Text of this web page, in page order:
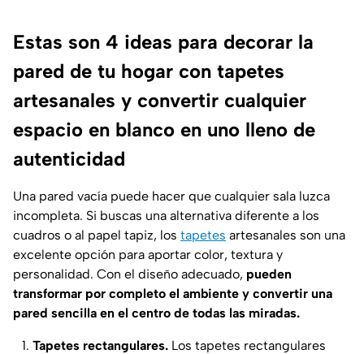
Estas son 4 ideas para decorar la
pared de tu hogar con tapetes
artesanales y convertir cualquier
espacio en blanco en uno lleno de
autenticidad
Una pared vacía puede hacer que cualquier sala luzca
incompleta. Si buscas una alternativa diferente a los
cuadros o al papel tapiz, los tapetes artesanales son una
excelente opción para aportar color, textura y
personalidad. Con el diseño adecuado, pueden
transformar por completo el ambiente y convertir una
pared sencilla en el centro de todas las miradas.
Tapetes rectangulares. Los tapetes rectangulares